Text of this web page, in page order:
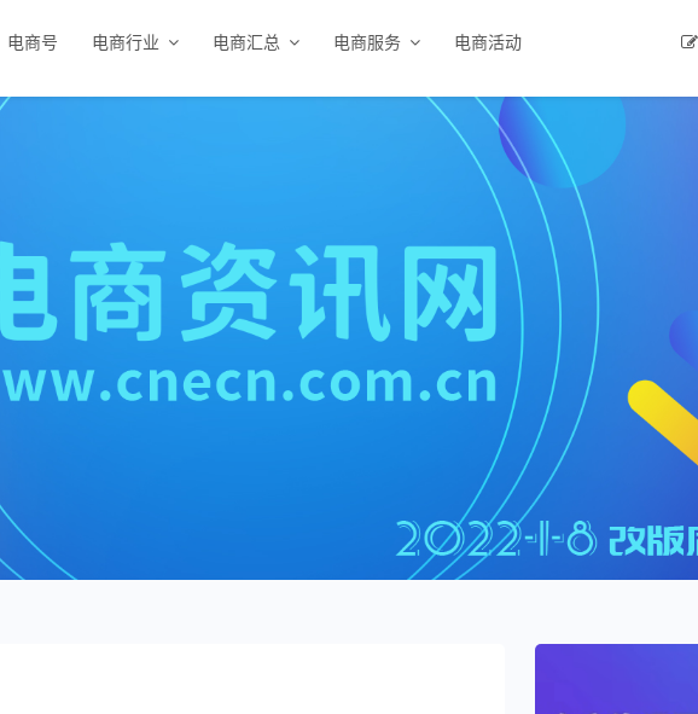
电商号 电商行业 电商汇总 电商服务 电商活动